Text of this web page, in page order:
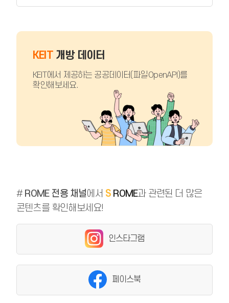
KEIT개방 데이터
KEIT에서 제공하는 공공데이터(파일·OpenAPI)를
확인해보세요.
#ROME 전용 채널에서 S ROME과 관련된 더 많은
콘텐츠를 확인해보세요!
인스타그램
페이스북